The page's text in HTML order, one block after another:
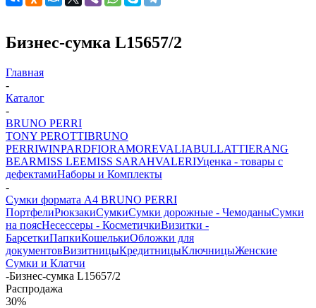
Бизнес-сумка L15657/2
Главная
-
Каталог
-
BRUNO PERRI
TONY PEROTTIBRUNO
PERRIWINPARDFIORAMOREVALIABULLATTIERANG
BEARMISS LEEMISS SARAHVALERIУценка - товары с
дефектамиНаборы и Комплекты
-
Сумки формата А4 BRUNO PERRI
ПортфелиРюкзакиСумкиСумки дорожные - ЧемоданыСумки
на поясНесессеры - КосметичкиВизитки -
БарсеткиПапкиКошелькиОбложки для
документовВизитницыКредитницыКлючницыЖенские
Сумки и Клатчи
-Бизнес-сумка L15657/2
Распродажа
30%